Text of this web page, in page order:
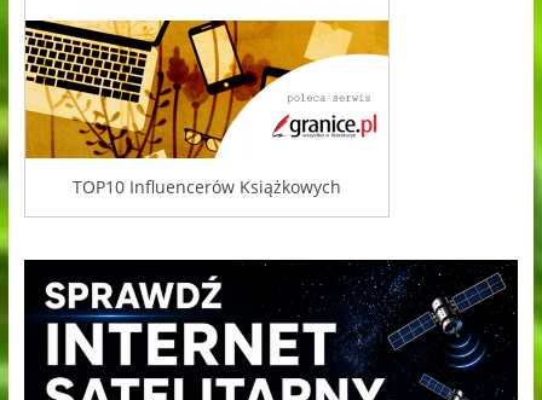
TOP10 Influencerów Książkowych